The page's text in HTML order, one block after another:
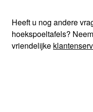
Heeft u nog andere
hoekspoeltafels?
vriendelijke